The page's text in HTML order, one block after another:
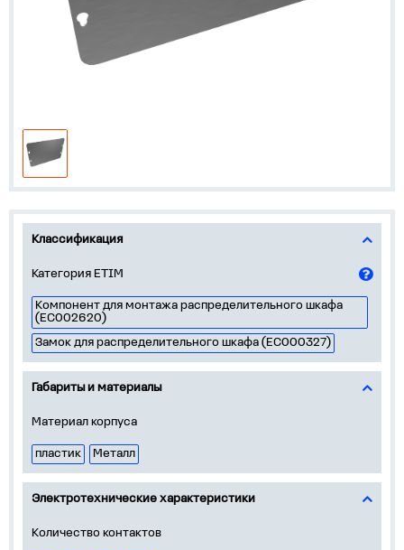
Классификация
Категория ETIM
Компонент для монтажа распределительного шкафа
(EC002620)
Замок для распределительного шкафа (EC000327)
Габариты и материалы
Материал корпуса
пластик Металл
Электротехнические характеристики
Количество контактов